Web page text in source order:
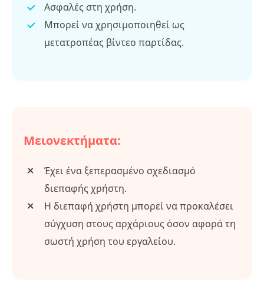
Ασφαλές στη χρήση.
Μπορεί να χρησιμοποιηθεί ως
μετατροπέας βίντεο παρτίδας.
Μειονεκτήματα:
Έχει ένα ξεπερασμένο σχεδιασμό
διεπαφής χρήστη.
Η διεπαφή χρήστη μπορεί να προκαλέσει
σύγχυση στους αρχάριους όσον αφορά τη
σωστή χρήση του εργαλείου.